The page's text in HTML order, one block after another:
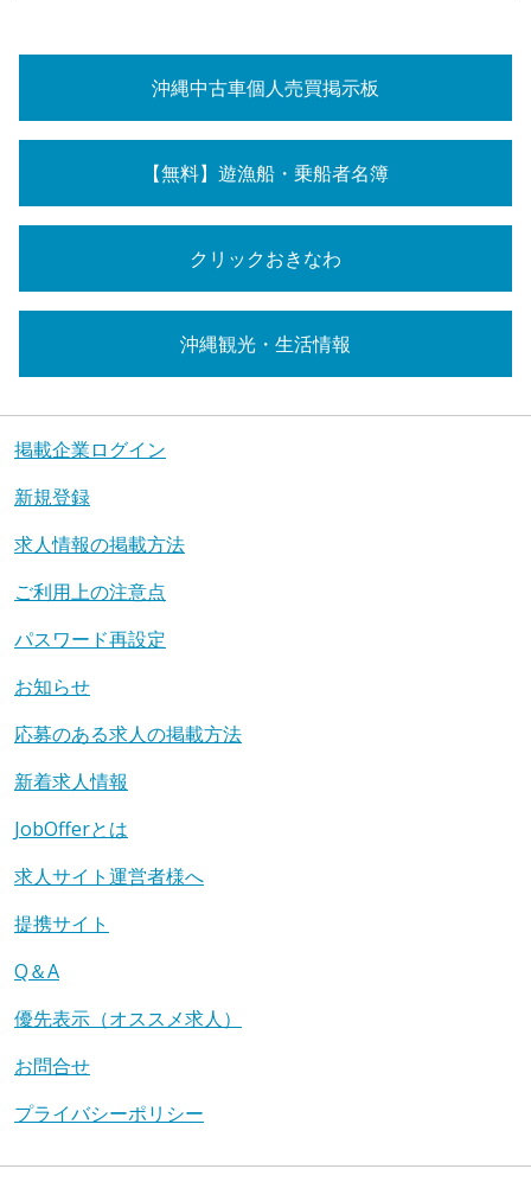
沖縄中古車個人売買掲示板
【無料】遊漁船・乗船者名簿
クリックおきなわ
沖縄観光・生活情報
掲載企業ログイン
新規登録
求人情報の掲載方法
ご利用上の注意点
パスワード再設定
お知らせ
応募のある求人の掲載方法
新着求人情報
JobOfferとは
求人サイト運営者様へ
提携サイト
Q＆A
優先表示（オススメ求人）
お問合せ
プライバシーポリシー